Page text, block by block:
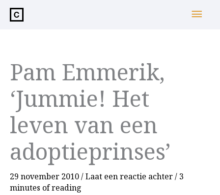
inhoud
Pam Emmerik,
‘Jummie! Het
leven van een
adoptieprinses’
29 november 2010/Laat een reactie achter/ 3
minutes of reading